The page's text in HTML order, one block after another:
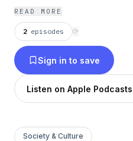
READ MORE
2 episodes ⟳
Sign in to save
Listen on Apple Podcasts
Society & Culture